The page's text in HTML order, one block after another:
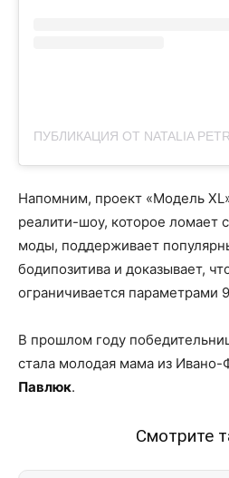
Напомним, проект «Модель
реалити-шоу, которое ломает
моды, поддерживает
бодипозитива и доказывает,
ограничивается параметрами
В прошлом году
стала молодая мама из Ивано-
Павлюк.
Смотрите